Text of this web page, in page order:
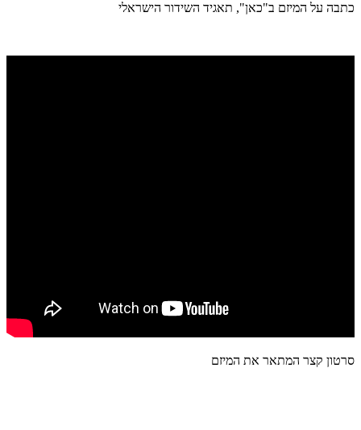
כתבה על המיזם ב"כאן", תאגיד השידור הישראלי
סרטון קצר המתאר את המיזם